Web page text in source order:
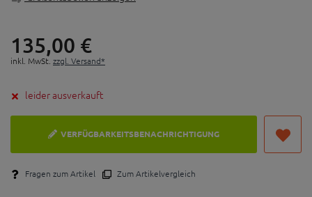
135,00 €
inkl. MwSt. zzgl. Versand*
leider ausverkauft
VERFÜGBARKEITSBENACHRICHTIGUNG
Fragen zum Artikel Zum Artikelvergleich